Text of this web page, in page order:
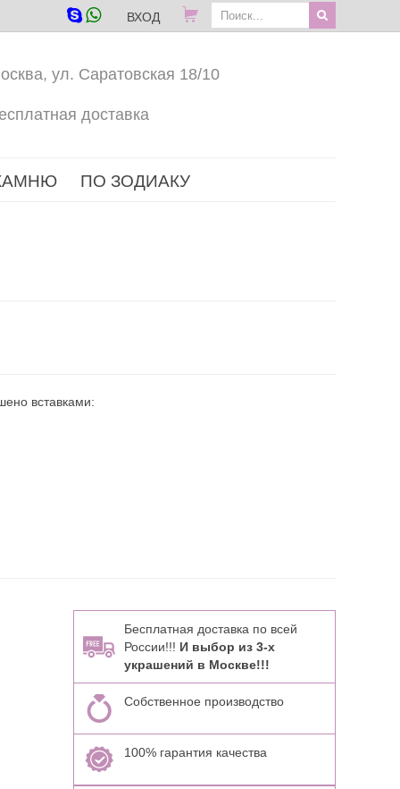
ВХОД
ул. Саратовская 18/10
доставка
ПО ЗОДИАКУ
вставками:
Бесплатная доставка по всей
России!!! И выбор из 3-х
украшений в Москве!!!
Собственное производство
100% гарантия качества